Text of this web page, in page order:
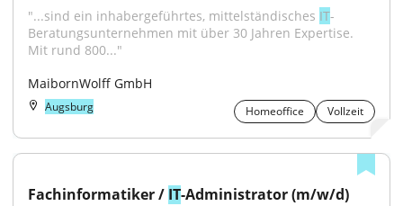
"...sind ein inhabergeführtes, mittelständisches IT-
Beratungsunternehmen mit über 30 Jahren Expertise.
Mit rund 800..."
MaibornWolff GmbH
Augsburg Homeoffice Vollzeit
Fachinformatiker / IT-Administrator (m/w/d)